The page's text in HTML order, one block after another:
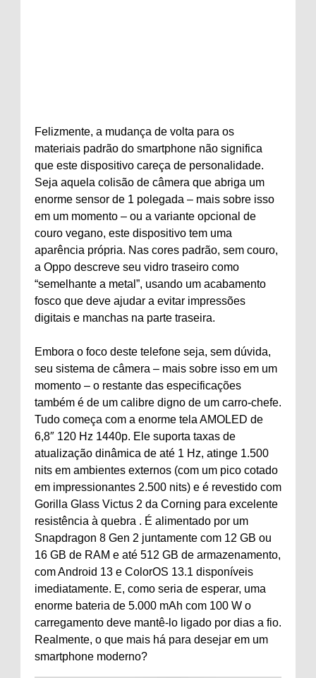
Felizmente, a mudança de volta para os
materiais padrão do smartphone não significa
que este dispositivo careça de personalidade.
Seja aquela colisão de câmera que abriga um
enorme sensor de 1 polegada – mais sobre isso
em um momento – ou a variante opcional de
couro vegano, este dispositivo tem uma
aparência própria. Nas cores padrão, sem couro,
a Oppo descreve seu vidro traseiro como
“semelhante a metal”, usando um acabamento
fosco que deve ajudar a evitar impressões
digitais e manchas na parte traseira.
Embora o foco deste telefone seja, sem dúvida,
seu sistema de câmera – mais sobre isso em um
momento – o restante das especificações
também é de um calibre digno de um carro-chefe.
Tudo começa com a enorme tela AMOLED de
6,8″ 120 Hz 1440p. Ele suporta taxas de
atualização dinâmica de até 1 Hz, atinge 1.500
nits em ambientes externos (com um pico cotado
em impressionantes 2.500 nits) e é revestido com
Gorilla Glass Victus 2 da Corning para excelente
resistência à quebra . É alimentado por um
Snapdragon 8 Gen 2 juntamente com 12 GB ou
16 GB de RAM e até 512 GB de armazenamento,
com Android 13 e ColorOS 13.1 disponíveis
imediatamente. E, como seria de esperar, uma
enorme bateria de 5.000 mAh com 100 W o
carregamento deve mantê-lo ligado por dias a fio.
Realmente, o que mais há para desejar em um
smartphone moderno?